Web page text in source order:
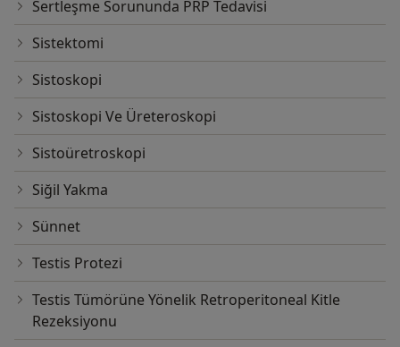
Sertleşme Sorununda PRP Tedavisi
Sistektomi
Sistoskopi
Sistoskopi Ve Üreteroskopi
Sistoüretroskopi
Siğil Yakma
Sünnet
Testis Protezi
Testis Tümörüne Yönelik Retroperitoneal Kitle
Rezeksiyonu